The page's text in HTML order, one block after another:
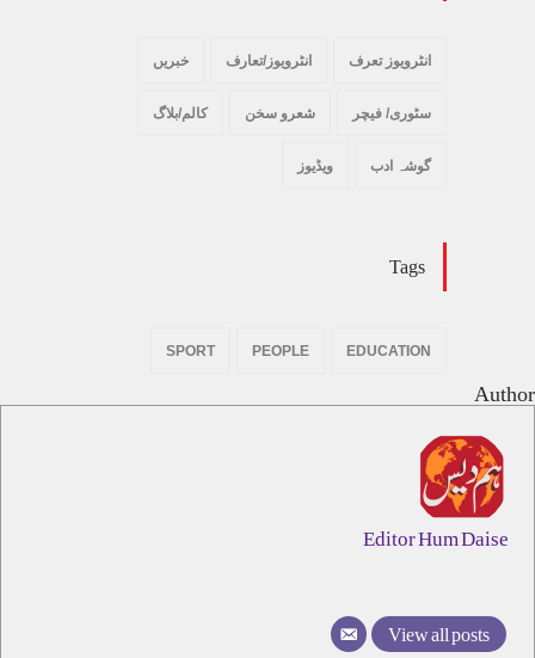
انٹرویوز تعرف انٹرویوز/تعارف خبریں
سٹوری/ فیچر شعرو سخن کالم/بلاگ
گوشہ ادب ویڈیوز
Tags
EDUCATION
PEOPLE
SPORT
Author
Editor Hum Daise
View all posts